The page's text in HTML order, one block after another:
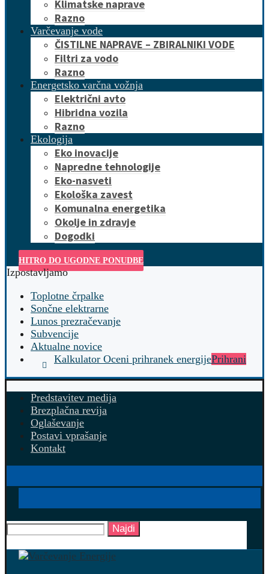
Klimatske naprave
Razno
Varčevanje vode
ČISTILNE NAPRAVE – ZBIRALNIKI VODE
Filtri za vodo
Razno
Energetsko varčna vožnja
Električni avto
Hibridna vozila
Razno
Ekologija
Eko inovacije
Napredne tehnologije
Eko-nasveti
Ekološka zavest
Komunalna energetika
Okolje in zdravje
Dogodki
HITRO DO UGODNE PONUDBE
Izpostavljamo
Toplotne črpalke
Sončne elektrarne
Lunos prezračevanje
Subvencije
Aktualne novice
Kalkulator Oceni prihranek energijePrihrani
Predstavitev medija
Brezplačna revija
Oglaševanje
Postavi vprašanje
Kontakt
Najdi